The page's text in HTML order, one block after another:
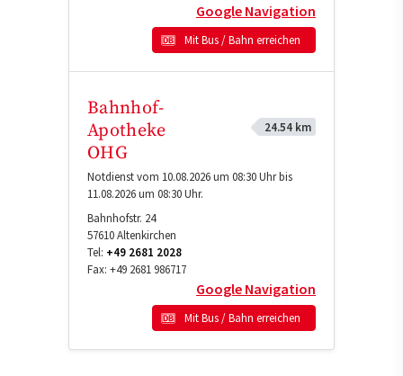
Google Navigation
Mit Bus / Bahn erreichen
Bahnhof-
Apotheke
OHG
24.54 km
Notdienst vom 10.08.2026 um 08:30 Uhr bis
11.08.2026 um 08:30 Uhr.
Bahnhofstr. 24
57610Altenkirchen
Tel: +49 2681 2028
Fax: +49 2681 986717
Google Navigation
Mit Bus / Bahn erreichen